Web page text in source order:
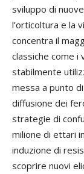
sviluppo di
l’orticoltura e la
concentra il
classiche come i
stabilmente
messa a punto
diffusione dei
strategie di
milione di ettari
induzione di
scoprire nuovi